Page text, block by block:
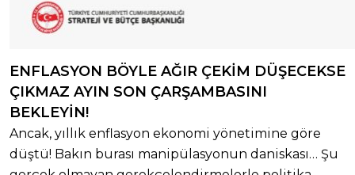
ENFLASYON BÖYLE AĞIR ÇEKİM DÜŞECEKSE
ÇIKMAZ AYIN SON ÇARŞAMBASINI
BEKLEYİN!
Ancak, yıllık enflasyon ekonomi yönetimine göre
düştü! Bakın burası manipülasyonun daniskası… Şu